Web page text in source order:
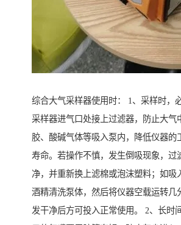
综合大气采样器使用时： 1、采样时，
采样器进气口处接上过滤器，防止大气
胶、酸碱气体等吸入泵内，降低仪器的
寿命。若操作不慎，发生倒吸现象，过
净，并重新换上滤棉或泡沫塑料；如吸
酒精清洗泵体，然后将仪器空载运转几
发干净后方可投入正常使用。 2、长时